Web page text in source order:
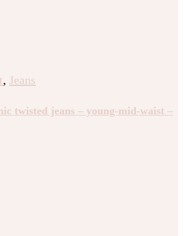
, Jeans
twisted jeans – young-mid-waist –